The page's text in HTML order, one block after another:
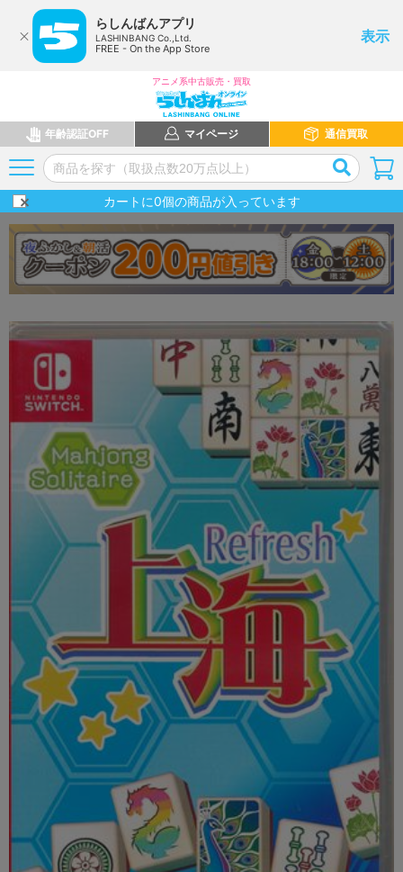
らしんばんアプリ
LASHINBANG Co.,Ltd.
FREE - On the App Store
表示
アニメ系中古販売・買取
年齢認証OFF マイページ 通信買取
カートに0個の商品が入っています